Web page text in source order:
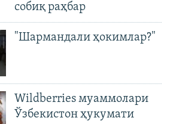
собиқ раҳбар
"Шармандали ҳокимлар?"
Wildberries муаммолари
Ўзбекистон ҳукумати